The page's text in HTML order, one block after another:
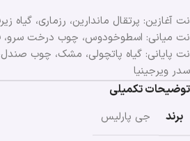
نت آغازین: پرتقال ماندارین، رزماری، گیاه
نت میانی: اسطوخودوس، چوب درخت سرو،
نت پایانی: گیاه پاتچولی، مشک، چوب
سدر ویرجینیا
توضیحات تکمیلی
برند
جی پارلیس